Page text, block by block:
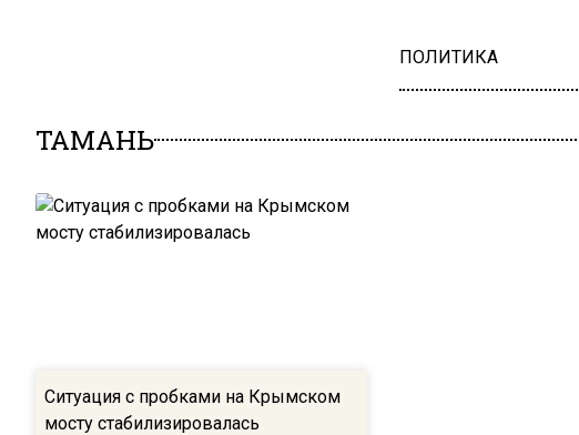
ПОЛИТИКА
ТАМАНЬ
Ситуация с пробками на Крымском
мосту стабилизировалась